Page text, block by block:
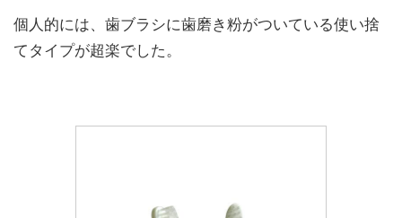
個人的には、歯ブラシに歯磨き粉がついている使い捨
てタイプが超楽でした。